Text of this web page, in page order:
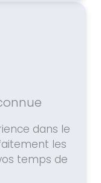
dans le
les
temps de